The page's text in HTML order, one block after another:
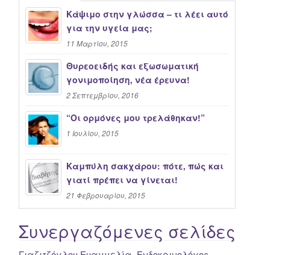
Κάψιμο στην γλώσσα – τι λέει αυτό
για την υγεία μας;
11 Μαρτίου, 2015
Θυρεοειδής και εξωσωματική
γονιμοποίηση, νέα έρευνα!
2 Σεπτεμβρίου, 2016
“Oι ορμόνες μου τρελάθηκαν!”
1 Ιουλίου, 2015
Καμπύλη σακχάρου: πότε, πώς και
γιατί πρέπει να γίνεται!
21 Φεβρουαρίου, 2015
Συνεργαζόμενες σελίδες